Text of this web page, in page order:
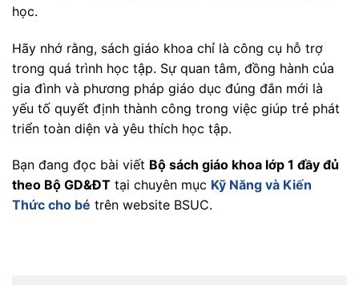
học.
Hãy nhớ rằng, sách giáo khoa chỉ là công cụ hỗ trợ
trong quá trình học tập. Sự quan tâm, đồng hành của
gia đình và phương pháp giáo dục đúng đắn mới là
yếu tố quyết định thành công trong việc giúp trẻ phát
triển toàn diện và yêu thích học tập.
Bạn đang đọc bài viết Bộ sách giáo khoa lớp 1 đầy đủ
theo Bộ GD&ĐT tại chuyên mục Kỹ Năng và Kiến
Thức cho bé trên website BSUC.